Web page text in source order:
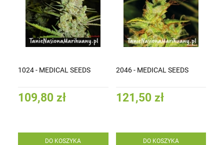
1024 - MEDICAL SEEDS
109,80 zł
DO KOSZYKA
2046 - MEDICAL SEEDS
121,50 zł
DO KOSZYKA